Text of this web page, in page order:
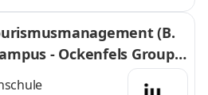
(B.
- Ockenfels Group G
Rhein Meil